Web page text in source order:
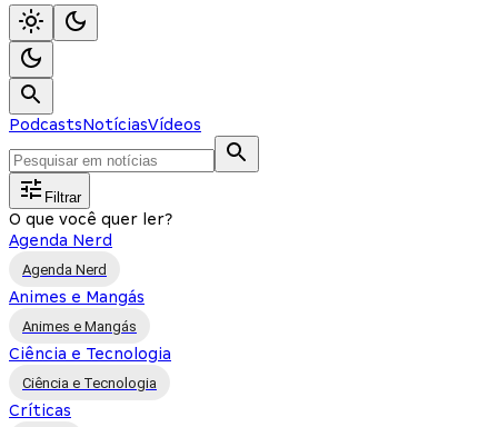
PodcastsNotíciasVídeos
Filtrar
O que você quer ler?
Agenda Nerd
Agenda Nerd
Animes e Mangás
Animes e Mangás
Ciência e Tecnologia
Ciência e Tecnologia
Críticas